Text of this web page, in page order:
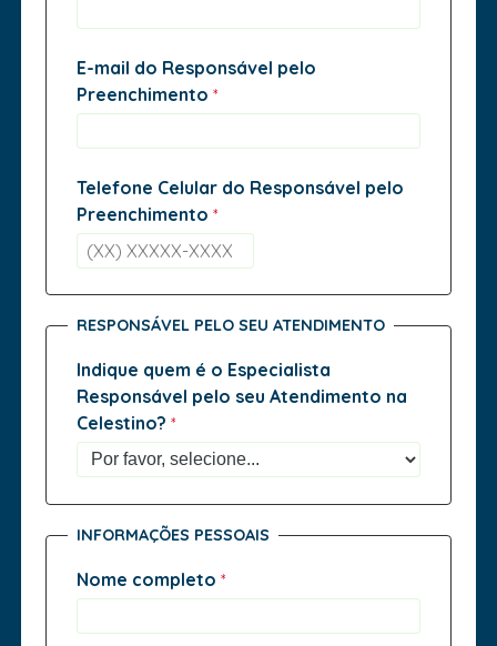
E-mail do Responsável pelo
Preenchimento
Telefone Celular do Responsável pelo
Preenchimento
RESPONSÁVEL PELO SEU ATENDIMENTO
Indique quem é o Especialista
Responsável pelo seu Atendimento na
Celestino?
INFORMAÇÕES PESSOAIS
Nome completo